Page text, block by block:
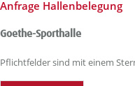
Anfrage Hallenbelegung
Goethe-Sporthalle
Pflichtfelder sind mit einem